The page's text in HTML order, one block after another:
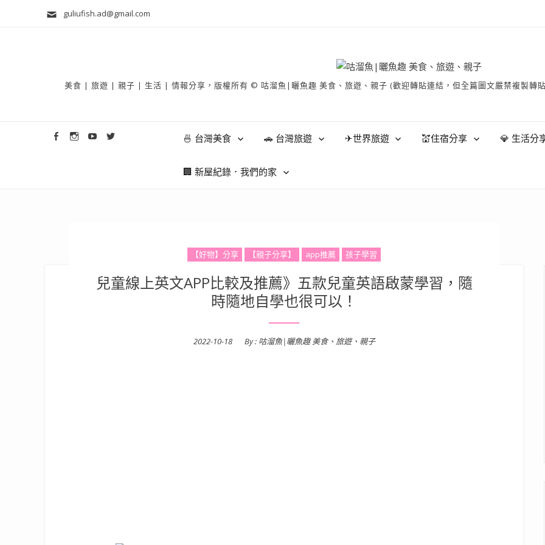
guliufish.ad@gmail.com
美食 | 旅遊 | 親子 | 生活 | 情報分享，版權所有 © 咕溜魚|曬魚趣 美食、旅遊、親子 (歡迎轉貼連結，但全篇圖文嚴禁複製轉
🍜 台灣美食 🚗 台灣旅遊 ✈世界旅遊 💒住宿分享 💎 生活分
🏢 新屋紀錄．我們的家
【好物】分享 【親子分享】 app推薦 孩子學習
兒童線上英文APP比較及推薦》五款兒童英語啟蒙學習，隨
時隨地自學也很可以！
Posted
2022-10-18 By : 咕溜魚|曬魚趣 美食、旅遊、親子